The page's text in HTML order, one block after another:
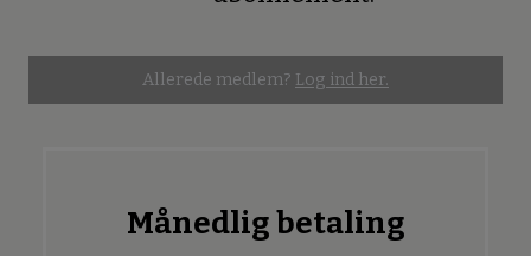
Allerede medlem? Log ind her.
Månedlig betaling